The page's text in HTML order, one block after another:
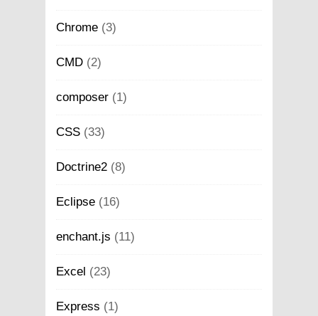
Chrome (3)
CMD (2)
composer (1)
CSS (33)
Doctrine2 (8)
Eclipse (16)
enchant.js (11)
Excel (23)
Express (1)